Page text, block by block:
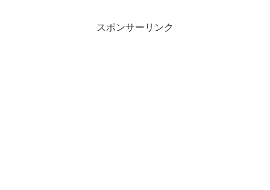
スポンサーリンク